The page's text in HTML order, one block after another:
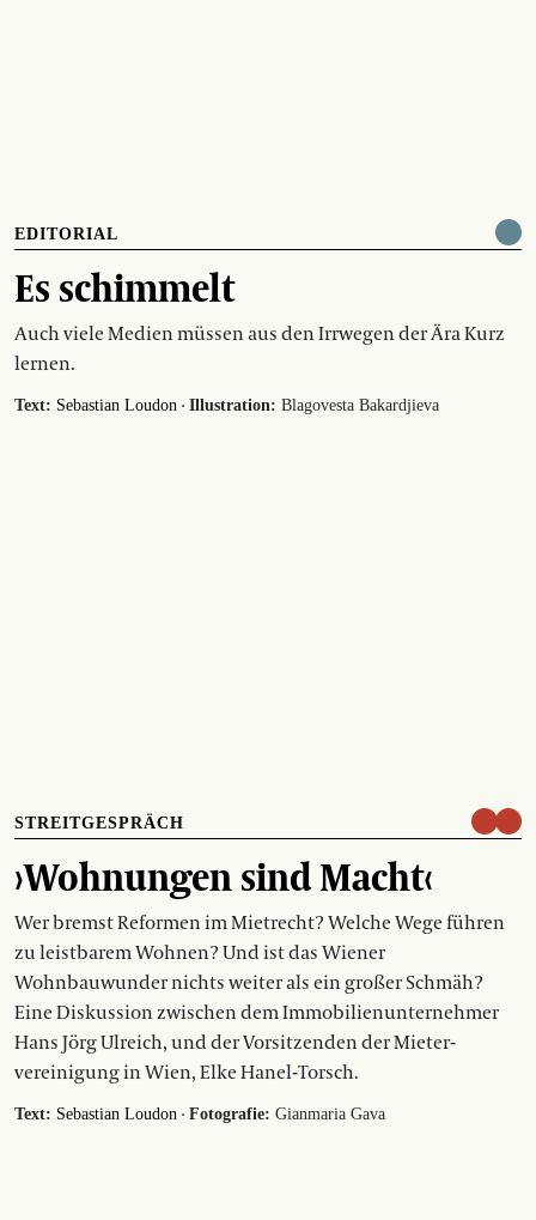
EDITORIAL
Es schimmelt
Auch viele Medien müssen aus den Irrwegen der Ära Kurz
lernen.
Text: Sebastian Loudon · Illustration: Blagovesta Bakardjieva
STREITGESPRÄCH
›Wohnungen sind Macht‹
Wer bremst Reformen im Mietrecht? Welche Wege führen
zu leistbarem Wohnen? Und ist das Wiener
Wohnbauwunder nichts weiter als ein großer Schmäh?
Eine Diskussion zwischen dem Immobilienunternehmer
Hans Jörg Ulreich, und der Vorsitzenden der Mieter­
vereinigung in Wien, Elke Hanel-Torsch.
Text: Sebastian Loudon · Fotografie: Gianmaria Gava